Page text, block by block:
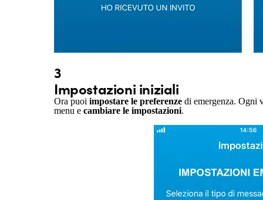
3
Impostazioni iniziali
Ora puoi impostare le preferenze di emergenza. Ogni
menu e cambiare le impostazioni.